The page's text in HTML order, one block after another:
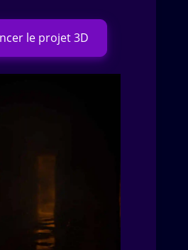
le projet 3D